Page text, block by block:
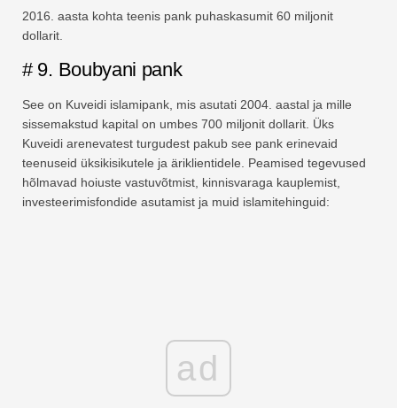
2016. aasta kohta teenis pank puhaskasumit 60 miljonit
dollarit.
# 9. Boubyani pank
See on Kuveidi islamipank, mis asutati 2004. aastal ja mille
sissemakstud kapital on umbes 700 miljonit dollarit. Üks
Kuveidi arenevatest turgudest pakub see pank erinevaid
teenuseid üksikisikutele ja äriklientidele. Peamised tegevused
hõlmavad hoiuste vastuvõtmist, kinnisvaraga kauplemist,
investeerimisfondide asutamist ja muid islamitehinguid:
ad